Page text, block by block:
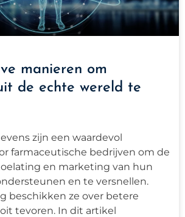
manieren om
de echte wereld te
zijn een waardevol
farmaceutische bedrijven om de
en marketing van hun
en te versnellen.
beschikken ze over betere
tevoren. In dit artikel